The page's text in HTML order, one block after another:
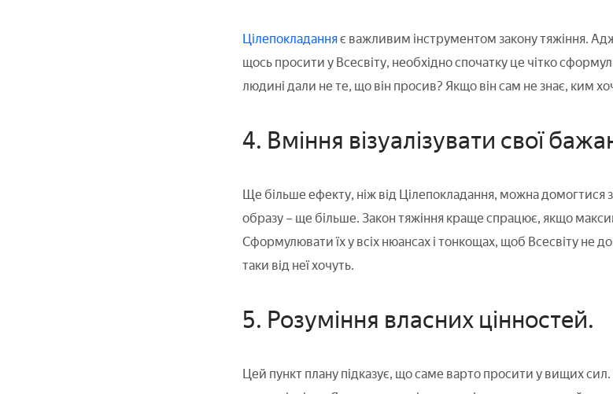
Цілепокладанняє важливим інструментом закону тяжіння.
щось просити у Всесвіту, необхідно спочатку це чітко
людині дали не те, що він просив? Якщо він сам не знає, ким
4. Вміння візуалізувати свої
Ще більше ефекту, ніж від Цілепокладання, можна домогтися
образу – ще більше. Закон тяжіння краще спрацює, якщо
Сформулювати їх у всіх нюансах і тонкощах, щоб Всесвіту не
таки від неї хочуть.
5. Розуміння власних цінностей.
Цей пункт плану підказує, що саме варто просити у вищих